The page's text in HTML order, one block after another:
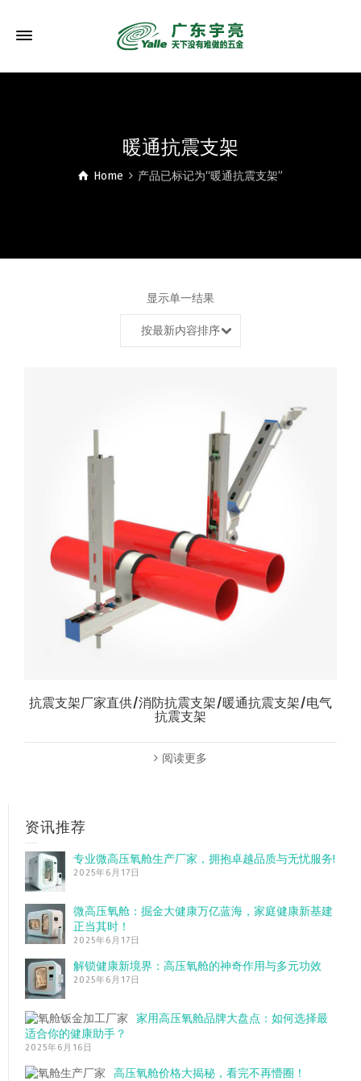
暖通抗震支架
Home 产品已标记为“暖通抗震支架”
显示单一结果
按最新内容排序
抗震支架厂家直供/消防抗震支架/暖通抗震支架/电气
抗震支架
阅读更多
资讯推荐
专业微高压氧舱生产厂家，拥抱卓越品质与无忧服务!
2025年6月17日
微高压氧舱：掘金大健康万亿蓝海，家庭健康新基建
正当其时！
2025年6月17日
解锁健康新境界：高压氧舱的神奇作用与多元功效
2025年6月17日
家用高压氧舱品牌大盘点：如何选择最
适合你的健康助手？
2025年6月16日
高压氧舱价格大揭秘，看完不再懵圈！